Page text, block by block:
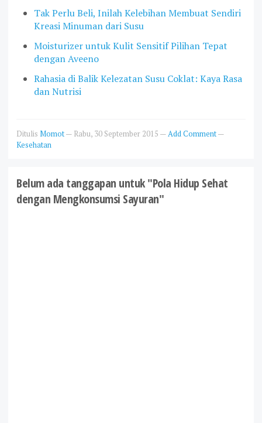
Tak Perlu Beli, Inilah Kelebihan Membuat Sendiri
Kreasi Minuman dari Susu
Moisturizer untuk Kulit Sensitif Pilihan Tepat
dengan Aveeno
Rahasia di Balik Kelezatan Susu Coklat: Kaya Rasa
dan Nutrisi
Ditulis Momot— Rabu, 30 September 2015 —Add Comment—
Kesehatan
Belum ada tanggapan untuk "Pola Hidup Sehat
dengan Mengkonsumsi Sayuran"